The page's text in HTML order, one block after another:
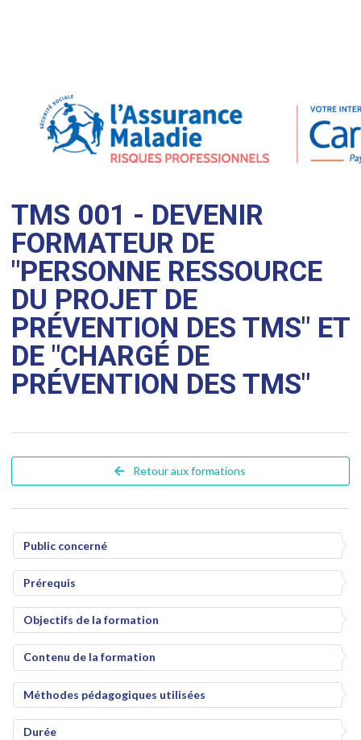
TMS 001 - DEVENIR
FORMATEUR DE
"PERSONNE RESSOURCE
DU PROJET DE
PRÉVENTION DES TMS" ET
DE "CHARGÉ DE
PRÉVENTION DES TMS"
Retour aux formations
Public concerné
Prérequis
Objectifs de la formation
Contenu de la formation
Méthodes pédagogiques utilisées
Durée